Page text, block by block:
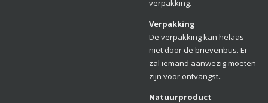
verpakking.
Verpakking
De verpakking kan helaas
niet door de brievenbus. Er
zal iemand aanwezig moeten
zijn voor ontvangst..
Natuurproduct